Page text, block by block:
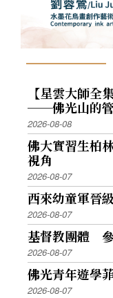
【星雲大師全
──佛光山的
2026-08-08
佛大實習生柏
視角
2026-08-07
西來幼童軍晉
2026-08-07
基督教團體
2026-08-07
佛光青年遊學
2026-08-07